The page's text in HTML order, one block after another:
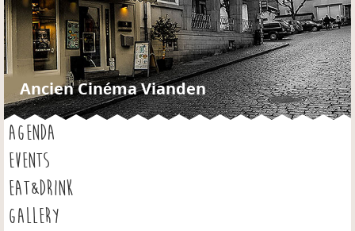
Ancien Cinéma Vianden
AGENDA
EVENTS
EAT&DRINK
GALLERY